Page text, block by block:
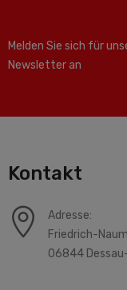
Melden Sie sich für
Newsletter an
Kontakt
Adresse:
Friedrich-
06844